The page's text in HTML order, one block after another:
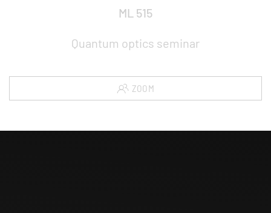
ML 515
Quantum optics seminar
ZOOM